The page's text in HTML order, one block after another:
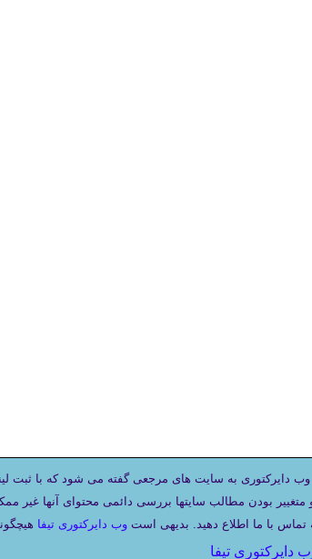
دایرکتوری به سایت های مرجعی گفته می شود که با ثبت
متغییر بودن مطالب سایتها بررسی دائمی محتوای آنها
با ما اطلاع دهید. بدیهی است وب دایرکتوری تیفا
دایرکتوری تیفا